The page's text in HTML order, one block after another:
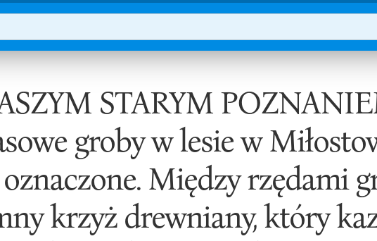
STARYM
groby w lesie w
Między rzędami
krzyż drewniany, który